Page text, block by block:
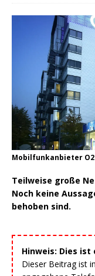
Mobilfunkanbieter
Teilweise große
Noch keine
behoben sind.
Hinweis: Dies
Dieser Beitrag ist